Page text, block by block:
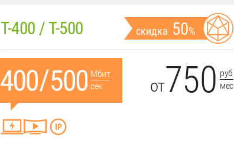
T-400 / T-500 скидка 50%
Мбит
сек
от750 руб
мес